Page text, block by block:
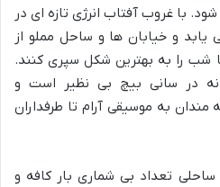
با غروب آفتاب انرژی تازه ای در
و خیابان ها و ساحل مملو از
شب را به بهترین شکل سپری کنند.
در سانی بیچ بی نظیر است و
به موسیقی آرام تا طرفداران
ساحلی تعداد بی شماری بار کافه و